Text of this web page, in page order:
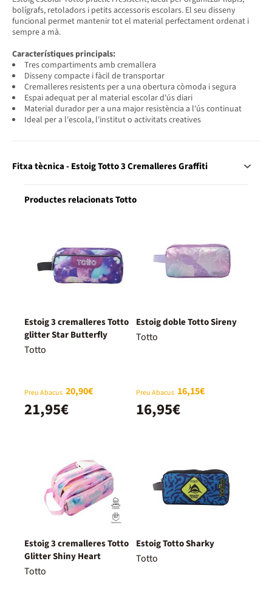
bolígrafs, retoladors i petits accessoris escolars. El seu disseny
funcional permet mantenir tot el material perfectament ordenat i
sempre a mà.
Característiques principals:
Tres compartiments amb cremallera
Disseny compacte i fàcil de transportar
Cremalleres resistents per a una obertura còmoda i segura
Espai adequat per al material escolar d'ús diari
Material durador per a una major resistència a l'ús continuat
Ideal per a l'escola, l'institut o activitats creatives
Fitxa tècnica - Estoig Totto 3 Cremalleres Graffiti
Productes relacionats Totto
Estoig 3 cremalleres Totto
glitter Star Butterfly
Totto
Preu Abacus 20,90€
21,95€
Estoig doble Totto Sireny
Totto
Preu Abacus 16,15€
16,95€
Estoig 3 cremalleres Totto
Glitter Shiny Heart
Totto
Estoig Totto Sharky
Totto